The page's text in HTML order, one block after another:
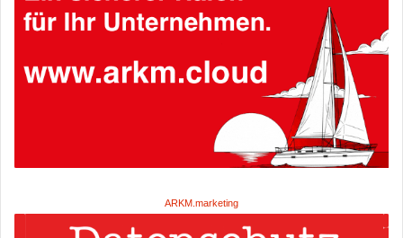
ARKM.marketing